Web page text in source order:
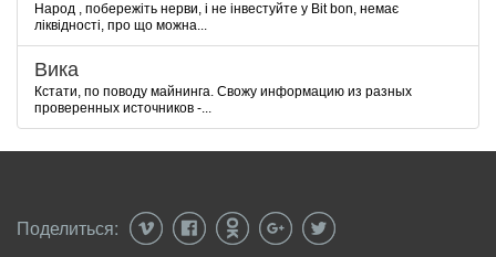
Народ , побережіть нерви, і не інвестуйте у Bit bon, немає
ліквідності, про що можна...
Вика
Кстати, по поводу майнинга. Свожу информацию из разных
проверенных источников -...
Поделиться: